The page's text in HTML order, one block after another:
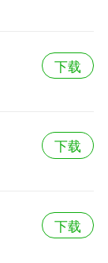
下载
下载
下载